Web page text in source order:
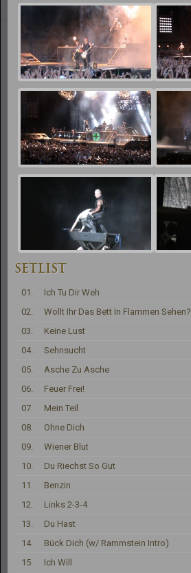
SETLIST
01.
Ich Tu Dir Weh
02.
Wollt Ihr Das Bett In Flammen Sehen?
03.
Keine Lust
04.
Sehnsucht
05.
Asche Zu Asche
06.
Feuer Frei!
07.
Mein Teil
08.
Ohne Dich
09.
Wiener Blut
10.
Du Riechst So Gut
11.
Benzin
12.
Links 2-3-4
13.
Du Hast
14.
Bück Dich (w/ Rammstein Intro)
15.
Ich Will